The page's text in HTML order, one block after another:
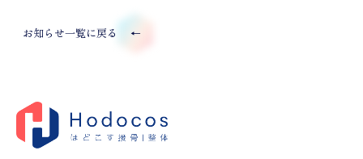
お知らせ一覧に戻る ←